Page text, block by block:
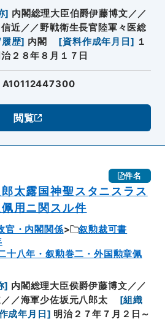
] 内閣総理大臣伯爵伊藤博文／／
近／／野戦衛生長官陸軍々医総
歴] 内閣 [資料作成年月日 ] １
２８年８月１７日
A10112447300
閲覧
件名
太露国神聖スタニスラス
用ニ関スル件
官・内閣関係
叙勲裁可書
十八年・叙勲巻二・外国勲章佩
] 内閣総理大臣侯爵伊藤博文／／
／海軍少佐坂元八郎太
[組織
成年月日 ] 明治２７年７月２日～